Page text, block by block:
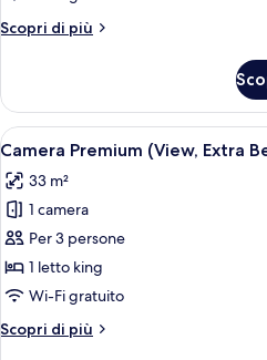
Scopri di più
Altri
Premium
(View)
Apri
tutte
le
foto
per
Camera
Premium
Extra
8
Camera Premium (View, Extra
33 m²
1 camera
Per 3 persone
1 letto king
Wi-Fi gratuito
Scopri di più
Altri